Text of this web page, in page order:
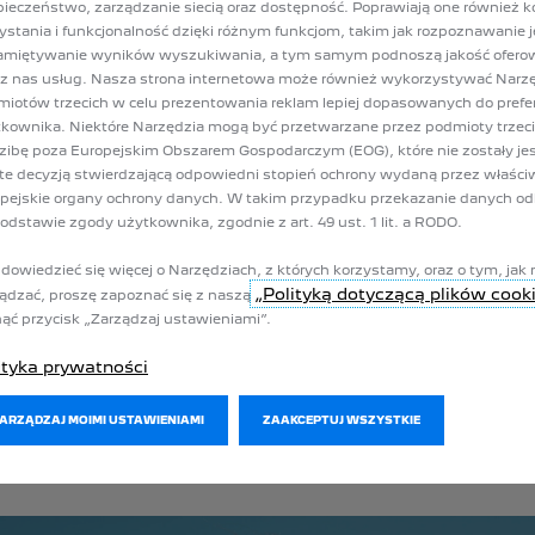
NIŻ ZESPÓŁ, TO
osiągów. „Technologia i osiągi to sprzymierzeńcy, ale też
prawda”. Julien dzieli się także zakulisowymi szczegółami na
sesjach, mechanicy przygotowywali dla mnie tabliczki, które
do świata innowacji PEUGEOT Sport.
zarządzanie siecią oraz dostępność. Poprawiają one również
i funkcjonalność dzięki różnym funkcjom, takim jak rozpoznawanie
wyników wyszukiwania, a tym samym podnoszą jakość
nas usług. Nasza strona internetowa może również wykorzystywać
trzecich w celu prezentowania reklam lepiej dopasowanych do
Niektóre Narzędzia mogą być przetwarzane przez podmioty
poza Europejskim Obszarem Gospodarczym (EOG), które nie zostały
decyzją stwierdzającą odpowiedni stopień ochrony wydaną przez
organy ochrony danych. W takim przypadku przekazanie danych
zgody użytkownika, zgodnie z art. 49 ust. 1 lit. a RODO.
się więcej o Narzędziach, z których korzystamy, oraz o tym, jak
proszę zapoznać się z naszą „Polityką dotyczącą plików
przycisk „Zarządzaj ustawieniami”.
prywatności
ZARZĄDZAJ MOIMI USTAWIENIAMI ZAAKCEPTUJ WSZYSTKIE